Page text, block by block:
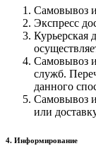
Самовывоз
Экспресс
Курьерская
Самовывоз
служб.
данного
Самовывоз
или
4. Информирование